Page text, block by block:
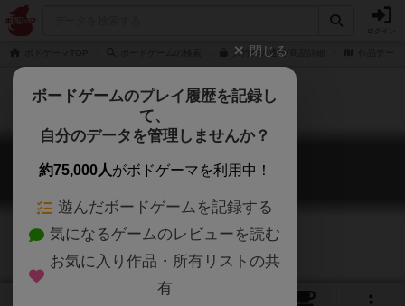
大行列の通販/商品詳細
大行列
LongLine
閉じる
ボードゲームのプレイ履歴を記録し
て、
自分のデータを管理しませんか？
約75,000人がボドゲーマを利用中！
遊んだボードゲームを記録する
気になるゲームのレビューを読む
お気に入り作品・所有リストの共
有